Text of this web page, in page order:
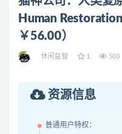
Human
￥56.00）
休闲益智 1 503
资源信息
普通用户特权：